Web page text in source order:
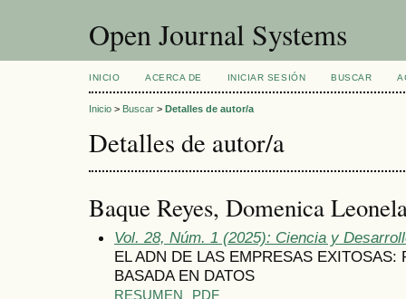
Open Journal Systems
INICIO ACERCA DE INICIAR SESIÓN BUSCAR
Inicio > Buscar > Detalles de autor/a
Detalles de autor/a
Baque Reyes, Domenica
Vol. 28, Núm. 1 (2025): Ciencia y
EL ADN DE LAS EMPRESAS EXITOSAS:
BASADA EN DATOS
RESUMEN PDF